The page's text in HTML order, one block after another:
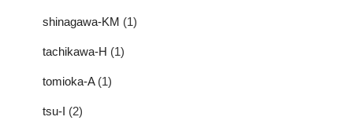
shinagawa-KM (1)
tachikawa-H (1)
tomioka-A(1)
tsu-I (2)